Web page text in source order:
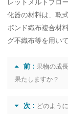
レットメルトブロ
化器の材料は、乾
ボンド織布複合材
グ不織布等を用い
前 : 果物の成
果たしますか？
次 : どのよう